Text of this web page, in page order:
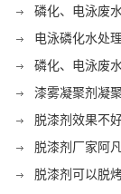
磷化、电泳废
电泳磷化水处
磷化、电泳废
漆雾凝聚剂凝
脱漆剂效果不
脱漆剂厂家阿
脱漆剂可以脱